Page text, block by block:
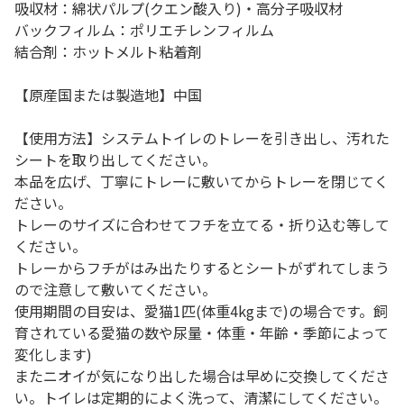
吸収材：綿状パルプ(クエン酸入り)・高分子吸収材
バックフィルム：ポリエチレンフィルム
結合剤：ホットメルト粘着剤
【原産国または製造地】中国
【使用方法】システムトイレのトレーを引き出し、汚れた
シートを取り出してください。
本品を広げ、丁寧にトレーに敷いてからトレーを閉じてく
ださい。
トレーのサイズに合わせてフチを立てる・折り込む等して
ください。
トレーからフチがはみ出たりするとシートがずれてしまう
ので注意して敷いてください。
使用期間の目安は、愛猫1匹(体重4kgまで)の場合です。飼
育されている愛猫の数や尿量・体重・年齢・季節によって
変化します)
またニオイが気になり出した場合は早めに交換してくださ
い。トイレは定期的によく洗って、清潔にしてください。